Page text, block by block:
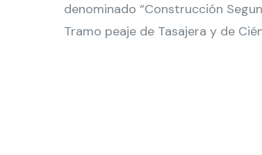
denominado “Construcción
Tramo peaje de Tasajera y de